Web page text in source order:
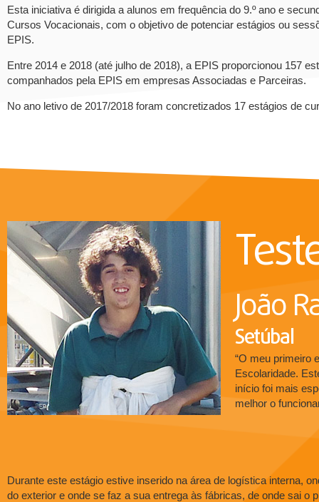
Esta iniciativa é dirigida a alunos em frequência do 9.º ano e
Cursos Vocacionais, com o objetivo de potenciar estágios ou
EPIS.
Entre 2014 e 2018 (até julho de 2018), a EPIS proporcionou 157
companhados pela EPIS em empresas Associadas e Parceiras.
No ano letivo de 2017/2018 foram concretizados 17 estágios de
João
Setúbal
“O meu primeiro
Escolaridade.
início foi mais
melhor o
Durante este estágio estive inserido na área de logística interna,
do exterior e onde se faz a sua entrega às fábricas, de onde sai o